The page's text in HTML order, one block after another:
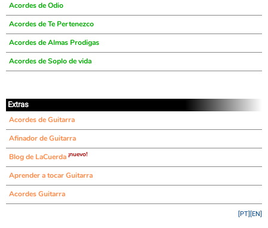
Acordes de Odio
Acordes de Te Pertenezco
Acordes de Almas Prodigas
Acordes de Soplo de vida
Extras
Acordes de Guitarra
Afinador de Guitarra
Blog de LaCuerda ¡nuevo!
Aprender a tocar Guitarra
Acordes Guitarra
[EN]
[PT]